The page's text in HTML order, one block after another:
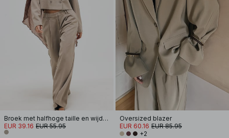
Broek met halfhoge taille en wijde pijpen
EUR 39.16 EUR 55.95
Oversized blazer
EUR 60.16 EUR 85.95
+2